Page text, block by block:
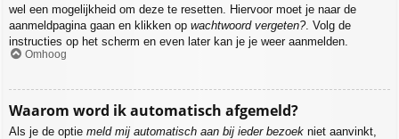
wel een mogelijkheid om deze te resetten. Hiervoor moet je naar de
aanmeldpagina gaan en klikken op wachtwoord vergeten?. Volg de
instructies op het scherm en even later kan je je weer aanmelden.
Omhoog
Waarom word ik automatisch afgemeld?
Als je de optie meld mij automatisch aan bij ieder bezoek niet aanvinkt,